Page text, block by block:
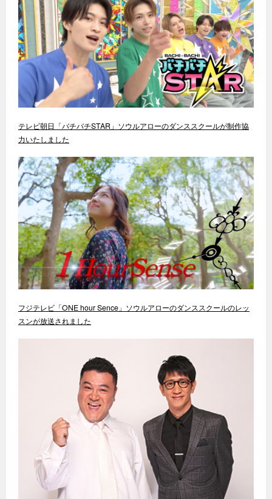
テレビ朝日「バチバチSTAR」ソウルアローのダンススクールが制作協
力いたしました
フジテレビ「ONE hour Sence」ソウルアローのダンススクールのレッ
スンが放送されました